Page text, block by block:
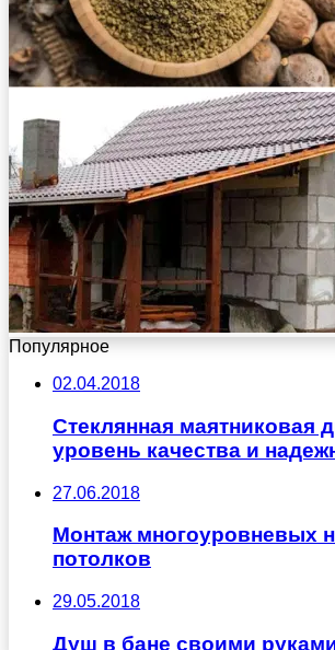
Популярное
02.04.2018
Стеклянная маятниковая
уровень качества и
27.06.2018
Монтаж многоуровневых
потолков
29.05.2018
Душ в бане своими